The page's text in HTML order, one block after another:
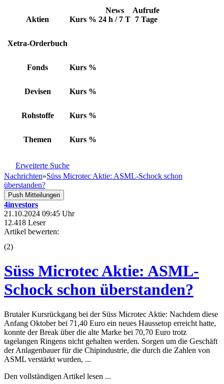
Aktien Kurs %
News
24 h / 7 T
Aufrufe
7 Tage
Xetra-Orderbuch
Fonds Kurs %
Devisen Kurs %
Rohstoffe Kurs %
Themen Kurs %
Erweiterte Suche
Nachrichten»Süss Microtec Aktie: ASML-Schock schon
überstanden?
Push Mitteilungen
4investors
21.10.2024 09:45 Uhr
12.418 Leser
Artikel bewerten:
(2)
Süss Microtec Aktie: ASML-
Schock schon überstanden?
Brutaler Kursrückgang bei der Süss Microtec Aktie: Nachdem diese
Anfang Oktober bei 71,40 Euro ein neues Haussetop erreicht hatte,
konnte der Break über die alte Marke bei 70,70 Euro trotz
tagelangen Ringens nicht gehalten werden. Sorgen um die Geschäft
der Anlagenbauer für die Chipindustrie, die durch die Zahlen von
ASML verstärkt wurden, ...
Den vollständigen Artikel lesen ...